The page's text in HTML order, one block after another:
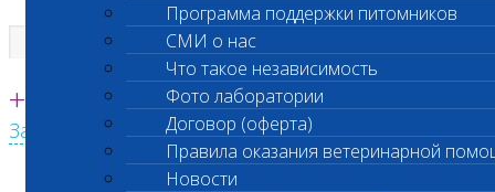
Единая круглосуточная справочная
+7 495 260 0 260
Заказать звонок с сайта
Программа поддержки питомников
СМИ о нас
Что такое независимость
Фото лаборатории
Договор (оферта)
Правила оказания ветеринарной
Новости
Главная страница